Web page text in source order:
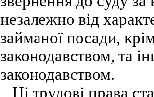
незалежно від
займаної посади,
законодавством, та
законодавством.
Ці трудові права